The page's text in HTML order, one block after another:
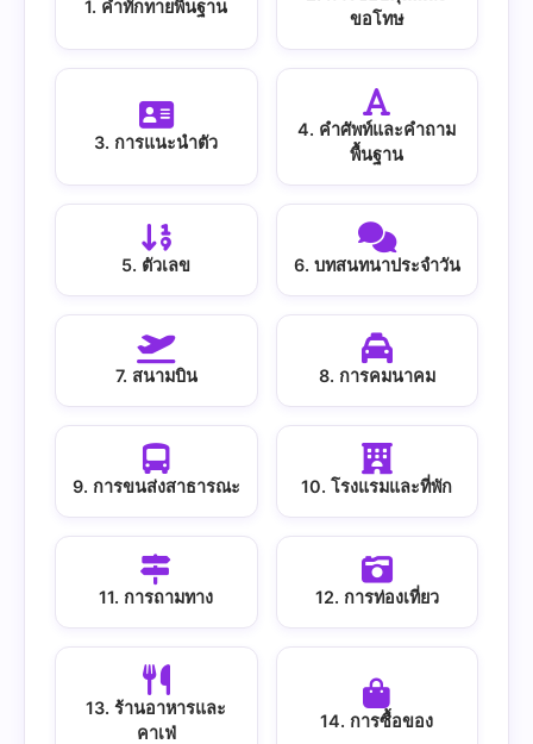
1. คำทักทายพื้นฐาน
ขอโทษ
3. การแนะนำตัว
4. คำศัพท์และคำถาม
พื้นฐาน
5. ตัวเลข 6. บทสนทนาประจำวัน
7. สนามบิน 8. การคมนาคม
9. การขนส่งสาธารณะ 10. โรงแรมและที่พัก
11. การถามทาง 12. การท่องเที่ยว
13. ร้านอาหารและ
คาเฟ่
14. การซื้อของ